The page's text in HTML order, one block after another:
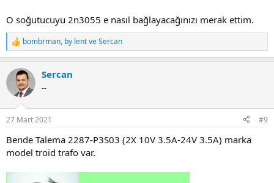
O soğutucuyu 2n3055 e nasıl bağlayacağınızı merak ettim.
R
e
c
i
s
bombrman, by lentveSercan
Sercan
--
27 Mart 2021 #9
Bende Talema 2287-P3S03 (2X 10V 3.5A-24V 3.5A) marka
model troid trafo var.